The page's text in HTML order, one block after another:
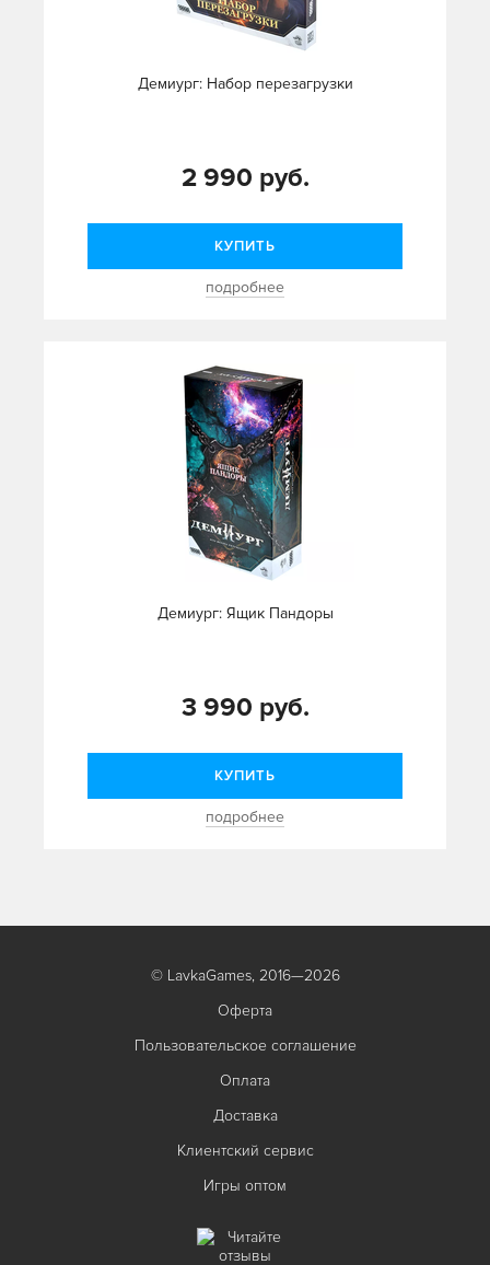
Демиург: Набор перезагрузки
2 990 руб.
КУПИТЬ
подробнее
Демиург: Ящик Пандоры
3 990 руб.
КУПИТЬ
подробнее
© LavkaGames, 2016—2026
Оферта
Пользовательское соглашение
Оплата
Доставка
Клиентский сервис
Игры оптом